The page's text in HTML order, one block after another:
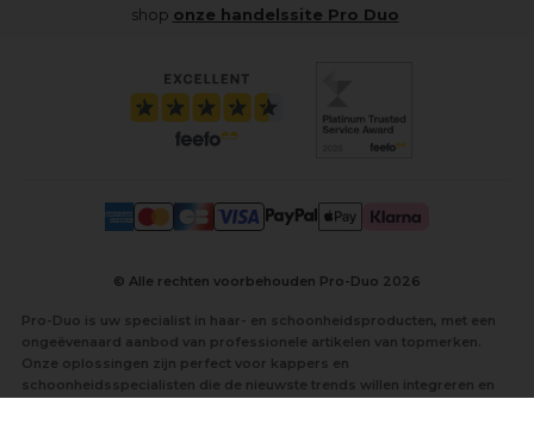
shop onze handelssite Pro Duo
© Alle rechten voorbehouden Pro-Duo 2026
Pro-Duo is uw specialist in haar- en schoonheidsproducten, met een
ongeëvenaard aanbod van professionele artikelen van topmerken.
Onze oplossingen zijn perfect voor kappers en
schoonheidsspecialisten die de nieuwste trends willen integreren en